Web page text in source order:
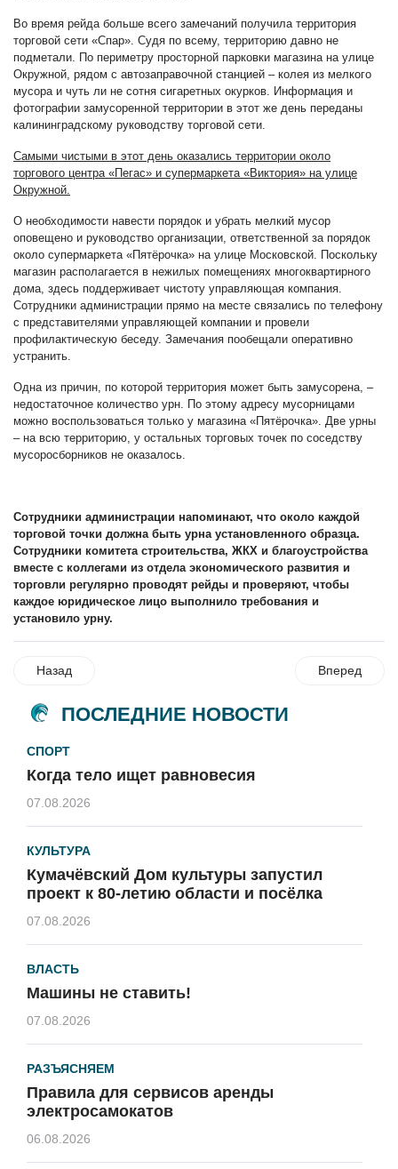
Во время рейда больше всего замечаний получила территория
торговой сети «Спар». Судя по всему, территорию давно не
подметали. По периметру просторной парковки магазина на улице
Окружной, рядом с автозаправочной станцией – колея из мелкого
мусора и чуть ли не сотня сигаретных окурков. Информация и
фотографии замусоренной территории в этот же день переданы
калининградскому руководству торговой сети.
Самыми чистыми в этот день оказались территории около
торгового центра «Пегас» и супермаркета «Виктория» на улице
Окружной.
О необходимости навести порядок и убрать мелкий мусор
оповещено и руководство организации, ответственной за порядок
около супермаркета «Пятёрочка» на улице Московской. Поскольку
магазин располагается в нежилых помещениях многоквартирного
дома, здесь поддерживает чистоту управляющая компания.
Сотрудники администрации прямо на месте связались по телефону
с представителями управляющей компании и провели
профилактическую беседу. Замечания пообещали оперативно
устранить.
Одна из причин, по которой территория может быть замусорена, –
недостаточное количество урн. По этому адресу мусорницами
можно воспользоваться только у магазина «Пятёрочка». Две урны
– на всю территорию, у остальных торговых точек по соседству
мусоросборников не оказалось.
Сотрудники администрации напоминают, что около каждой
торговой точки должна быть урна установленного образца.
Сотрудники комитета строительства, ЖКХ и благоустройства
вместе с коллегами из отдела экономического развития и
торговли регулярно проводят рейды и проверяют, чтобы
каждое юридическое лицо выполнило требования и
установило урну.
Назад Вперед
ПОСЛЕДНИЕ НОВОСТИ
СПОРТ
Когда тело ищет равновесия
07.08.2026
КУЛЬТУРА
Кумачёвский Дом культуры запустил
проект к 80-летию области и посёлка
07.08.2026
ВЛАСТЬ
Машины не ставить!
07.08.2026
РАЗЪЯСНЯЕМ
Правила для сервисов аренды
электросамокатов
06.08.2026